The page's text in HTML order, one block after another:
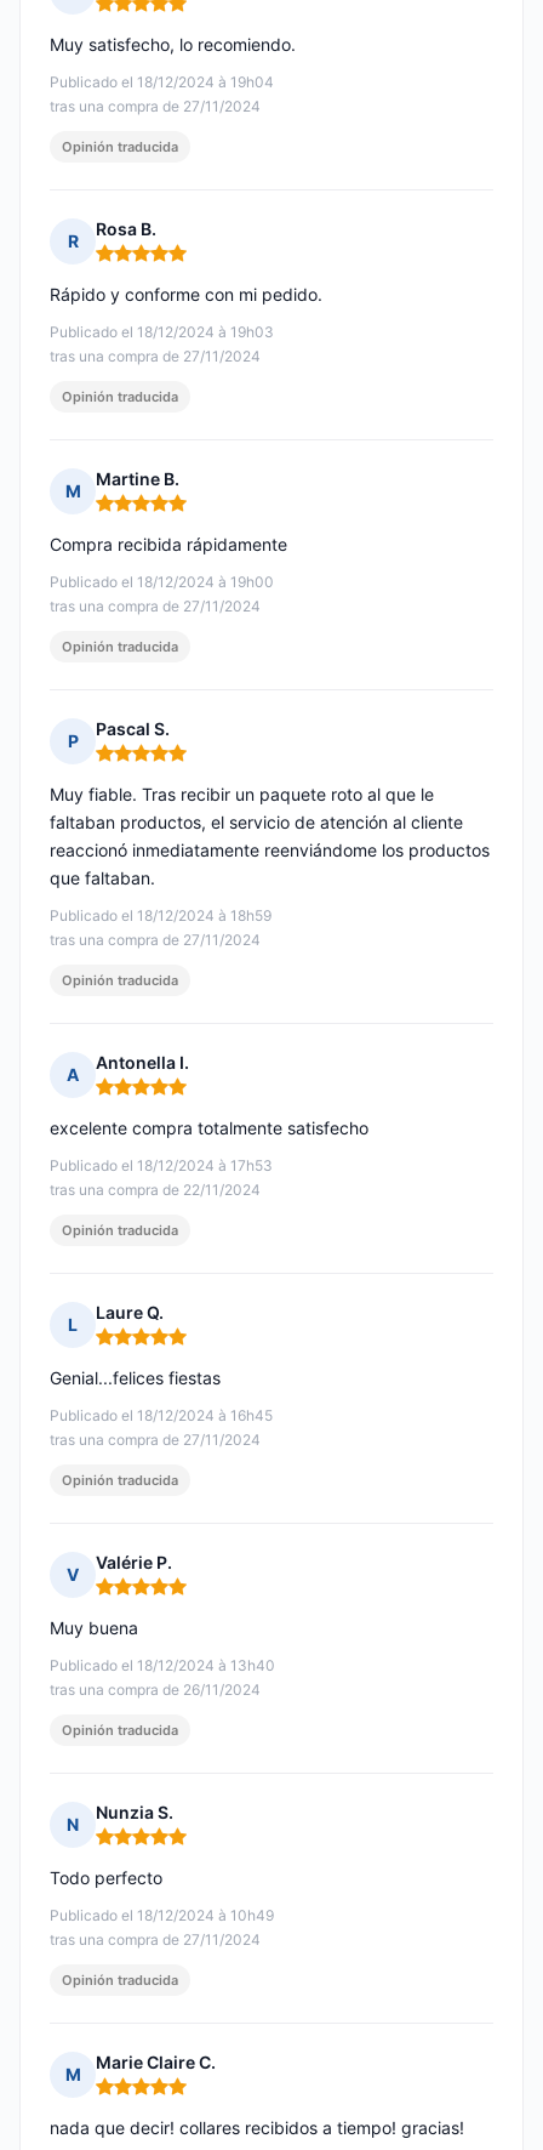
Nota: 5 de 5
Publicado el 18/12/2024 à 19h04
tras una compra de 27/11/2024
Muy satisfecho, lo recomiendo.
Opinión traducida
R
Rosa B.
Nota: 5 de 5
Publicado el 18/12/2024 à 19h03
tras una compra de 27/11/2024
Rápido y conforme con mi pedido.
Opinión traducida
M
Martine B.
Nota: 5 de 5
Publicado el 18/12/2024 à 19h00
tras una compra de 27/11/2024
Compra recibida rápidamente
Opinión traducida
P
Pascal S.
Nota: 5 de 5
Publicado el 18/12/2024 à 18h59
tras una compra de 27/11/2024
Muy fiable. Tras recibir un paquete roto al que le
faltaban productos, el servicio de atención al cliente
reaccionó inmediatamente reenviándome los productos
que faltaban.
Opinión traducida
A
Antonella I.
Nota: 5 de 5
Publicado el 18/12/2024 à 17h53
tras una compra de 22/11/2024
excelente compra totalmente satisfecho
Opinión traducida
L
Laure Q.
Nota: 5 de 5
Publicado el 18/12/2024 à 16h45
tras una compra de 27/11/2024
Genial...felices fiestas
Opinión traducida
V
Valérie P.
Nota: 5 de 5
Publicado el 18/12/2024 à 13h40
tras una compra de 26/11/2024
Muy buena
Opinión traducida
N
Nunzia S.
Nota: 5 de 5
Publicado el 18/12/2024 à 10h49
tras una compra de 27/11/2024
Todo perfecto
Opinión traducida
M
Marie Claire C.
Nota: 5 de 5
nada que decir! collares recibidos a tiempo! gracias!